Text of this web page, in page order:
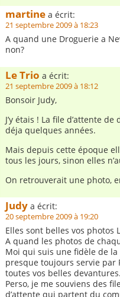
martine a écrit:
21 septembre 2009 à 18:23
A quand une Droguerie a
non?
Le Trio a écrit:
21 septembre 2009 à 18:12
Bonsoir Judy,
J’y étais ! La file d’attente
déja quelques années.
Mais depuis cette époque
tous les jours, sinon elles
On retrouverait une photo,
Judy a écrit:
20 septembre 2009 à 19:20
Elles sont belles vos photos
A quand les photos de
Moi qui suis une fidèle de
presque toujours servie par
toutes vos belles
Perso, je me souviens des
d’attente qui partent du